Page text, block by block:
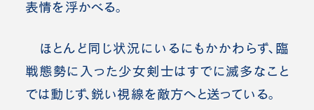
表情を浮かべる。
ほとんど同じ状況にいるにもかかわらず、臨
戦態勢に入った少女剣士はすでに滅多なこと
では動じず、鋭い視線を敵方へと送っている。